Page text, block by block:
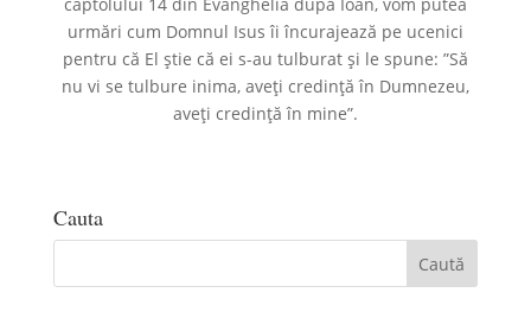
urmări cum Domnul Isus îi încurajează pe ucenici
pentru că El știe că ei s-au tulburat și le spune: ”Să
nu vi se tulbure inima, aveți credință în Dumnezeu,
aveți credință în mine”.
Cauta